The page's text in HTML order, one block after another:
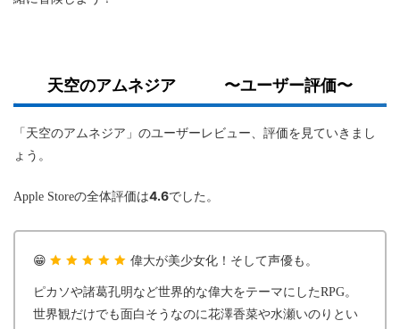
天空のアムネジア 〜ユーザー評価〜
「天空のアムネジア」のユーザーレビュー、評価を見ていきまし
ょう。
Apple Storeの全体評価は4.6でした。
😁 偉大が美少女化！そして声優も。
ピカソや諸葛孔明など世界的な偉大をテーマにしたRPG。
世界観だけでも面白そうなのに花澤香菜や水瀬いのりとい